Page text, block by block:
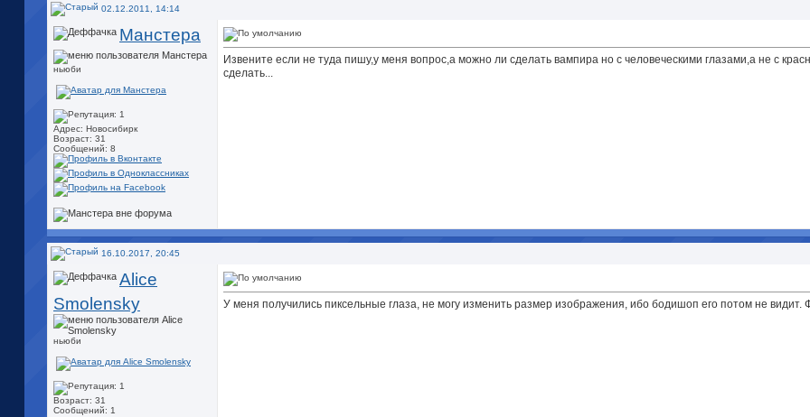
02.12.2011, 14:14
Манстера
ньюби
Адрес: Новосибирк
Возраст: 31
Сообщений: 8
Извените если не туда пишу,у меня вопрос,а можно ли сделать вампира но с человеческими глазами,а не с
сделать...
16.10.2017, 20:45
Alice
Smolensky
ньюби
Возраст: 31
Сообщений: 1
У меня получились пиксельные глаза, не могу изменить размер изображения, ибо бодишоп его потом не